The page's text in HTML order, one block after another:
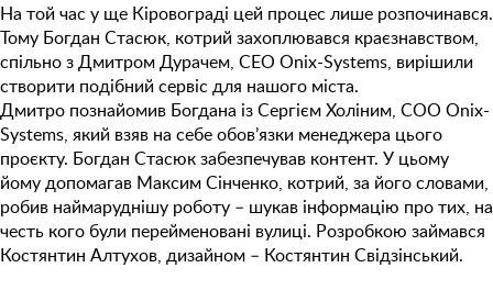
На той час у ще Кіровограді цей процес лише розпочинався.
Тому Богдан Стасюк, котрий захоплювався краєзнавством,
спільно з Дмитром Дурачем, CEO Onix-Systems, вирішили
створити подібний сервіс для нашого міста.
Дмитро познайомив Богдана із Сергієм Холіним, COO Onix-
Systems, який взяв на себе обов’язки менеджера цього
проєкту. Богдан Стасюк забезпечував контент. У цьому
йому допомагав Максим Сінченко, котрий, за його словами,
робив наймаруднішу роботу – шукав інформацію про тих, на
честь кого були перейменовані вулиці. Розробкою займався
Костянтин Алтухов, дизайном – Костянтин Свідзінський.